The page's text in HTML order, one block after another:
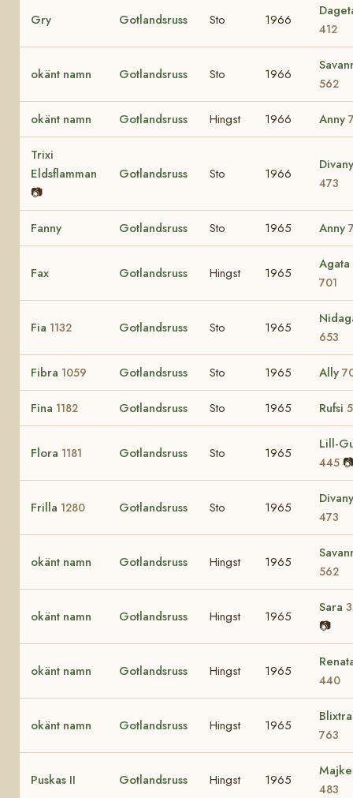
Gry Gotlandsruss Sto 1966
412
okänt namn Gotlandsruss Sto 1966
562
okänt namn Gotlandsruss Hingst 1966 Anny
Trixi
Eldsflamman
📷
Gotlandsruss Sto 1966
Divany
473
Fanny Gotlandsruss Sto 1965 Anny
Fax Gotlandsruss Hingst 1965
Agata
701
Fia 1132 Gotlandsruss Sto 1965
653
Fibra 1059 Gotlandsruss Sto 1965 Ally
Fina 1182 Gotlandsruss Sto 1965 Rufsi
Flora 1181 Gotlandsruss Sto 1965
Lill-
445
Frilla 1280 Gotlandsruss Sto 1965
Divany
473
okänt namn Gotlandsruss Hingst 1965
562
okänt namn Gotlandsruss Hingst 1965
Sara
📷
okänt namn Gotlandsruss Hingst 1965
440
okänt namn Gotlandsruss Hingst 1965
Blixtra
763
Puskas II Gotlandsruss Hingst 1965
483